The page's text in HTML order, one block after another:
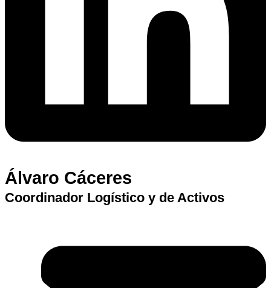
Álvaro Cáceres
Coordinador Logístico y de Activos